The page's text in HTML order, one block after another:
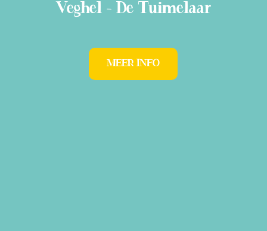
Veghel - De Tuimelaar
MEER INFO